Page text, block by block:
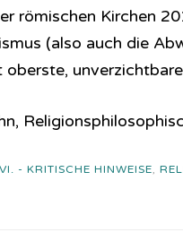
römischen Kirchen
(also auch die
oberste,
- KRITISCHE HINWEISE,